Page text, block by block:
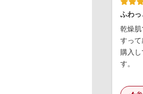
ふわ
乾燥
すって
購入
す。